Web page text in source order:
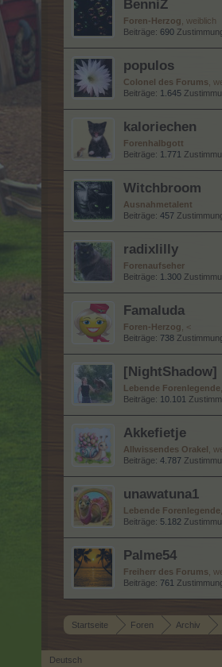
BenniZ
Foren-Herzog , weiblich
Beiträge: 690
populos
Colonel des Forums ,
Beiträge: 1.645
kaloriechen
Forenhalbgott
Beiträge: 1.771
Witchbroom
Ausnahmetalent
Beiträge: 457
radixlilly
Forenaufseher
Beiträge: 1.300
Famaluda
Foren-Herzog , <
Beiträge: 738
[NightShadow]
Lebende Forenlegende
Beiträge: 10.101
Akkefietje
Allwissendes Orakel ,
Beiträge: 4.787
unawatuna1
Lebende Forenlegende
Beiträge: 5.182
Palme54
Freiherr des Forums ,
Beiträge: 761
Startseite Foren Archiv
Deutsch